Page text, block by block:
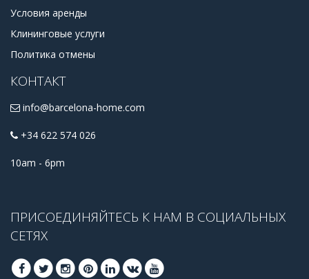
Условия аренды
Клининговые услуги
Политика отмены
КОНТАКТ
info@barcelona-home.com
+34 622 574 026
10am - 6pm
ПРИСОЕДИНЯЙТЕСЬ К НАМ В СОЦИАЛЬНЫХ
СЕТЯХ